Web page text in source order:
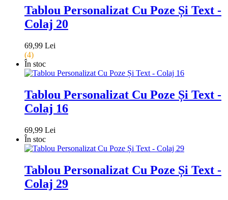
Tablou Personalizat Cu Poze Și Text -
Colaj 20
69,99 Lei
(4)
În stoc
Tablou Personalizat Cu Poze Și Text -
Colaj 16
69,99 Lei
În stoc
Tablou Personalizat Cu Poze Și Text -
Colaj 29